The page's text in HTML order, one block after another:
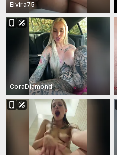
Elvira75
CoraDiamond